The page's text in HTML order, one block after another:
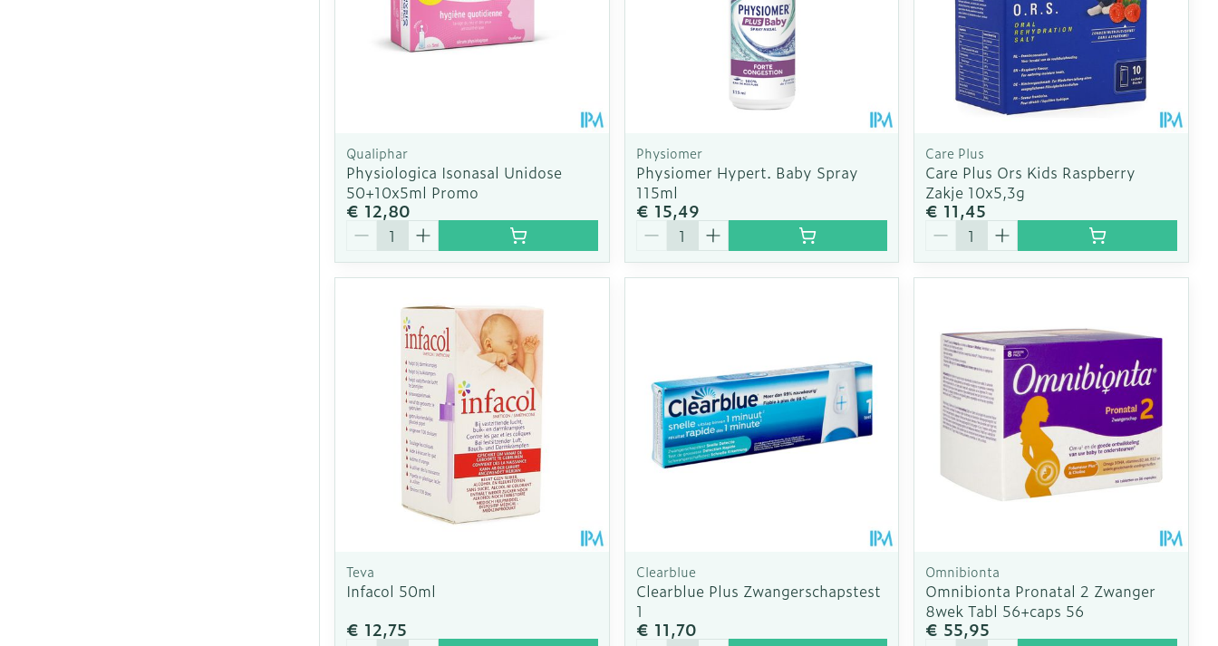
Qualiphar
Physiologica Isonasal Unidose
50+10x5ml Promo
€ 12,80
Aantal
Physiomer
Physiomer Hypert. Baby Spray
115ml
€ 15,49
Aantal
Care Plus
Care Plus Ors Kids Raspberry
Zakje 10x5,3g
€ 11,45
Aantal
Teva
Infacol 50ml
€ 12,75
Clearblue
Clearblue Plus Zwangerschapstest
1
€ 11,70
Omnibionta
Omnibionta Pronatal 2 Zwanger
8wek Tabl 56+caps 56
€ 55,95